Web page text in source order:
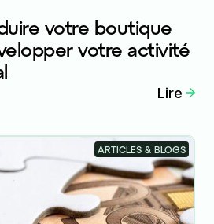
votre boutique
votre activité
Lire
ARTICLES & BLOGS